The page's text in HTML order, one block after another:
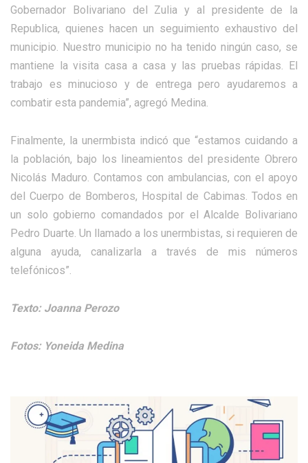
Gobernador Bolivariano del Zulia y al presidente de la
Republica, quienes hacen un seguimiento exhaustivo del
municipio. Nuestro municipio no ha tenido ningún caso, se
mantiene la visita casa a casa y las pruebas rápidas. El
trabajo es minucioso y de entrega pero ayudaremos a
combatir esta pandemia”, agregó Medina.
Finalmente, la unermbista indicó que “estamos cuidando a
la población, bajo los lineamientos del presidente Obrero
Nicolás Maduro. Contamos con ambulancias, con el apoyo
del Cuerpo de Bomberos, Hospital de Cabimas. Todos en
un solo gobierno comandados por el Alcalde Bolivariano
Pedro Duarte. Un llamado a los unermbistas, si requieren de
alguna ayuda, canalizarla a través de mis números
telefónicos”.
Texto: Joanna Perozo
Fotos: Yoneida Medina